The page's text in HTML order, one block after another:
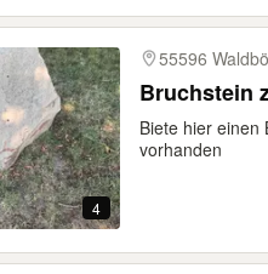
4
55596
Bruchstein
Biete hier einen
vorhanden